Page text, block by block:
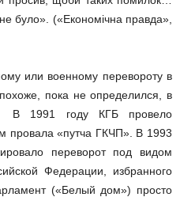
було». («Економічна правда»,
или военному перевороту в
пока не определился, в
В 1991 году КГБ провело
провала «путча ГКЧП». В 1993
переворот под видом
Федерации, избранного
(«Белый дом») просто